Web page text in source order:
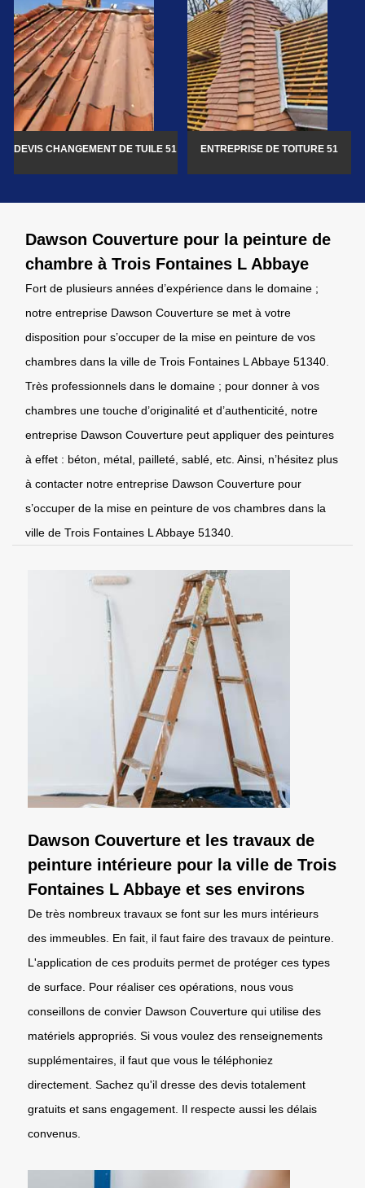
DEVIS CHANGEMENT DE TUILE 51 ENTREPRISE DE TOITURE 51
Dawson Couverture pour la peinture de
chambre à Trois Fontaines L Abbaye
Fort de plusieurs années d’expérience dans le domaine ;
notre entreprise Dawson Couverture se met à votre
disposition pour s’occuper de la mise en peinture de vos
chambres dans la ville de Trois Fontaines L Abbaye 51340.
Très professionnels dans le domaine ; pour donner à vos
chambres une touche d’originalité et d’authenticité, notre
entreprise Dawson Couverture peut appliquer des peintures
à effet : béton, métal, pailleté, sablé, etc. Ainsi, n’hésitez plus
à contacter notre entreprise Dawson Couverture pour
s’occuper de la mise en peinture de vos chambres dans la
ville de Trois Fontaines L Abbaye 51340.
Dawson Couverture et les travaux de
peinture intérieure pour la ville de Trois
Fontaines L Abbaye et ses environs
De très nombreux travaux se font sur les murs intérieurs
des immeubles. En fait, il faut faire des travaux de peinture.
L'application de ces produits permet de protéger ces types
de surface. Pour réaliser ces opérations, nous vous
conseillons de convier Dawson Couverture qui utilise des
matériels appropriés. Si vous voulez des renseignements
supplémentaires, il faut que vous le téléphoniez
directement. Sachez qu'il dresse des devis totalement
gratuits et sans engagement. Il respecte aussi les délais
convenus.